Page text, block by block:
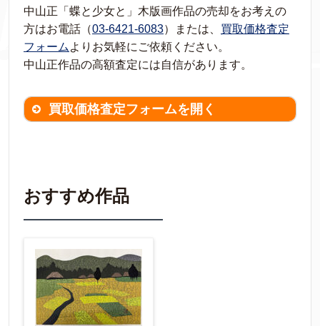
中山正「蝶と少女と」木版画作品の売却をお考えの
方はお電話（03-6421-6083）または、 買取価格査定
フォーム よりお気軽にご依頼ください。
中山正作品の高額査定には自信があります。
買取価格査定フォームを開く
※不明な項目は空欄で結構です。
▼
作品の作家名 【任意】
作品の画題 【任意】
おすすめ作品